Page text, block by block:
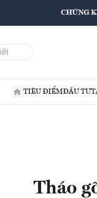
CHỨNG
TIÊU ĐIỂMĐẦU TƯ
Tháo